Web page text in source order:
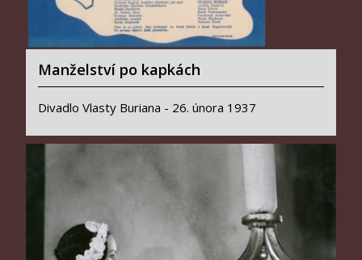
Manželství po kapkách
Divadlo Vlasty Buriana - 26. února 1937